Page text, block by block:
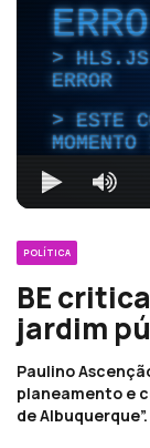
ERROR
ESTE
POLÍTICA
BE
jardim
Paulino
planeamento e
de Albuquerque”.